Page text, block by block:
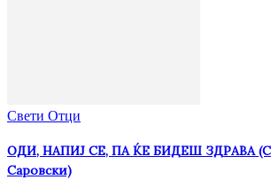
Свети Отци
ОДИ, НАПИЈ СЕ, ПА ЌЕ БИДЕШ ЗДРАВА
Саровски)